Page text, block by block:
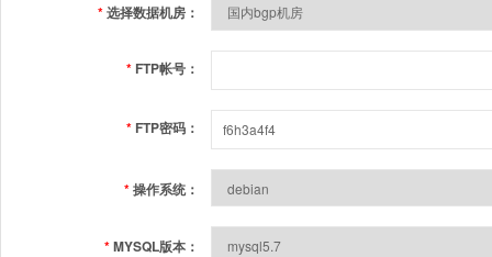
*选择数据机房：
* FTP帐号：
* FTP密码：
*操作系统：
*MYSQL版本：